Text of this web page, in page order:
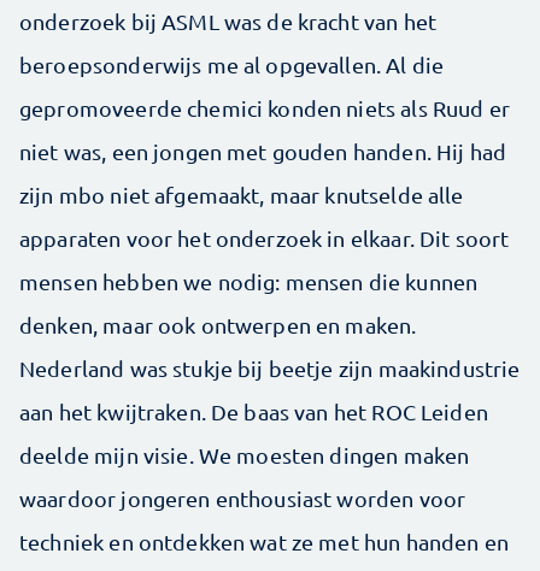
onderzoek bij ASML was de kracht van het
beroepsonderwijs me al opgevallen. Al die
gepromoveerde chemici konden niets als Ruud er
niet was, een jongen met gouden handen. Hij had
zijn mbo niet afgemaakt, maar knutselde alle
apparaten voor het onderzoek in elkaar. Dit soort
mensen hebben we nodig: mensen die kunnen
denken, maar ook ontwerpen en maken.
Nederland was stukje bij beetje zijn maak­industrie
aan het kwijtraken. De baas van het ROC Leiden
deelde mijn visie. We moesten dingen maken
waardoor jongeren enthousiast worden voor
techniek en ontdekken wat ze met hun handen en